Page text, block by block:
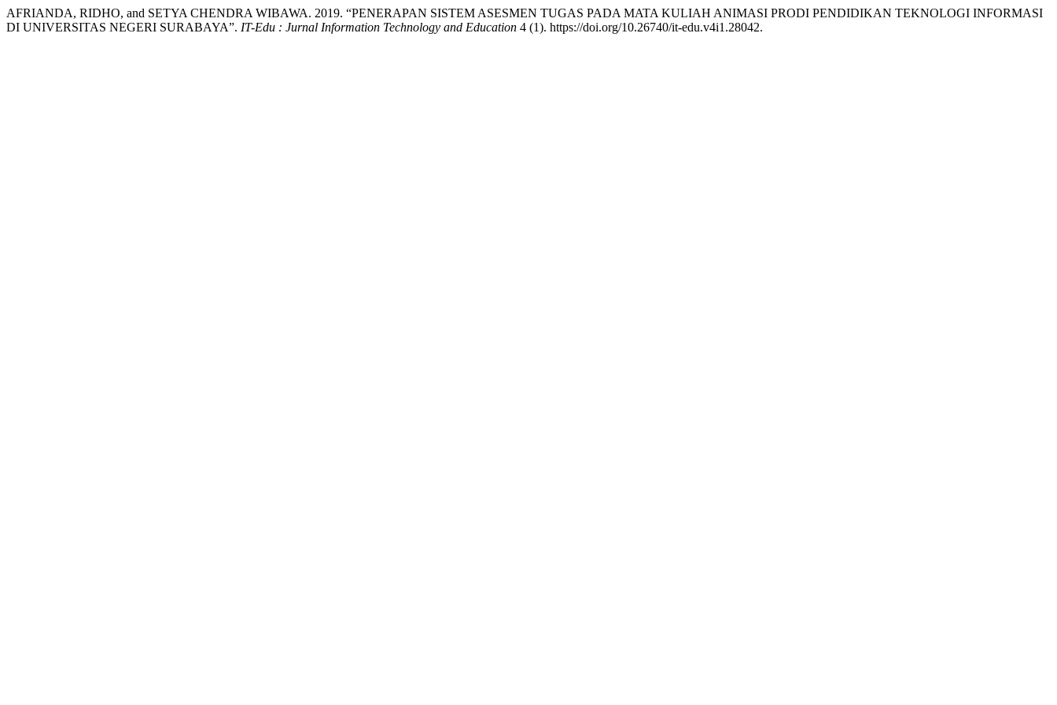
AFRIANDA, RIDHO, and SETYA CHENDRA WIBAWA. 2019. “PENERAPAN SISTEM ASESMEN TUGAS PADA MATA KULIAH ANIMASI PRODI PENDIDIKAN TEKNOLOGI INFORMASI
DI UNIVERSITAS NEGERI SURABAYA”. IT-Edu : Jurnal Information Technology and Education 4 (1). https://doi.org/10.26740/it-edu.v4i1.28042.